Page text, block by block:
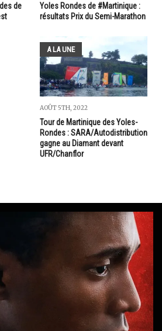
de
Yoles Rondes de #Martinique :
résultats Prix du Semi-Marathon
A LA UNE
AOÛT 5TH, 2022
Tour de Martinique des Yoles-
Rondes : SARA/Autodistribution
gagne au Diamant devant
UFR/Chanflor